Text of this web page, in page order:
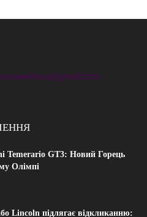
maxwelhelp@gmail.com
Temerario GT3: Новий Горець
Олімпі
Lincoln підлягає відкликанню: